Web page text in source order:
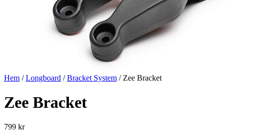
Hem /Longboard /Bracket System / Zee Bracket
Zee Bracket
799 kr